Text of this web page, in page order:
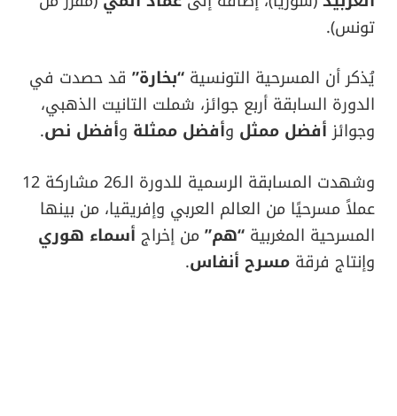
تونس).
يُذكر أن المسرحية التونسية “بخارة” قد حصدت في
الدورة السابقة أربع جوائز، شملت التانيت الذهبي،
وجوائزأفضل ممثل وأفضل ممثلة وأفضل نص.
وشهدت المسابقة الرسمية للدورة الـ26 مشاركة 12
عملاً مسرحيًا من العالم العربي وإفريقيا، من بينها
المسرحية المغربية “هم”من إخراج أسماء هوري
وإنتاج فرقة مسرح أنفاس.